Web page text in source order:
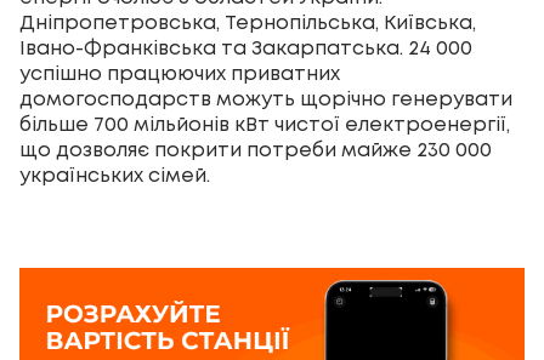
Дніпропетровська, Тернопільська, Київська,
Івано-Франківська та Закарпатська. 24 000
успішно працюючих приватних
домогосподарств можуть щорічно генерувати
більше 700 мільйонів кВт чистої електроенергії,
що дозволяє покрити потреби майже 230 000
українських сімей.